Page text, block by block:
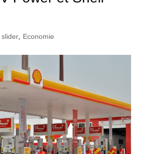
slider, Economie